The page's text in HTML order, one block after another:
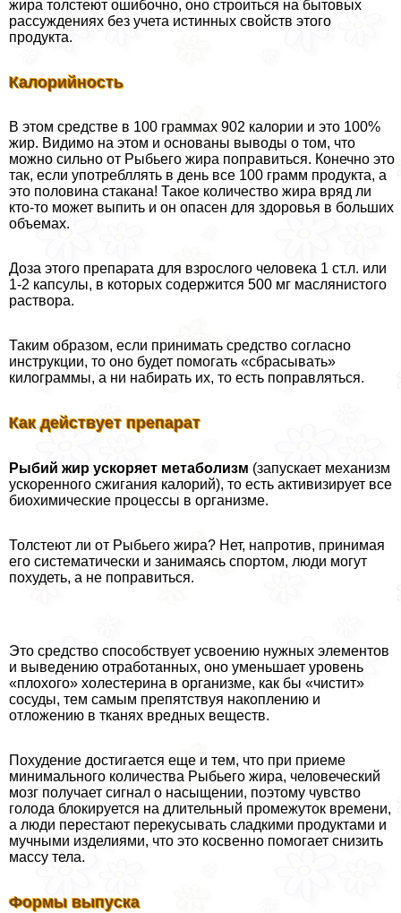
жира толстеют ошибочно, оно строиться на бытовых
рассуждениях без учета истинных свойств этого
продукта.
Калорийность
В этом средстве в 100 граммах 902 калории и это 100%
жир. Видимо на этом и основаны выводы о том, что
можно сильно от Рыбьего жира поправиться. Конечно это
так, если употрeбллять в день все 100 грамм продукта, а
это половина стакана! Такое количество жира вряд ли
кто-то может выпить и он опасен для здоровья в больших
объемах.
Доза этого препарата для взрослого человека 1 ст.л. или
1-2 капсулы, в которых содержится 500 мг маслянистого
раствора.
Таким образом, если принимать средство согласно
инструкции, то оно будет помогать «сбрасывать»
килограммы, а ни набирать их, то есть поправляться.
Как действует препарат
Рыбий жир ускоряет метаболизм (запускает механизм
ускоренного сжигания калорий), то есть активизирует все
биохимические процессы в организме.
Толстеют ли от Рыбьего жира? Нет, напротив, принимая
его систематически и занимаясь спортом, люди могут
похудеть, а не поправиться.
Это средство способствует усвоению нужных элементов
и выведению отработанных, оно уменьшает уровень
«плохого» холестерина в организме, как бы «чистит»
сосуды, тем самым препятствуя накоплению и
отложению в тканях вредных веществ.
Похудение достигается еще и тем, что при приеме
минимального количества Рыбьего жира, человеческий
мозг получает сигнал о насыщении, поэтому чувство
голода блокируется на длительный промежуток времени,
а люди перестают перекусывать сладкими продуктами и
мучными изделиями, что это косвенно помогает снизить
массу тела.
Формы выпуска